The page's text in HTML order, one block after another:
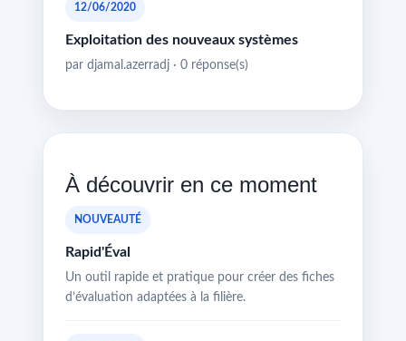
12/06/2020
Exploitation des nouveaux systèmes
par djamal.azerradj · 0 réponse(s)
À découvrir en ce moment
NOUVEAUTÉ
Rapid'Éval
Un outil rapide et pratique pour créer des fiches
d’évaluation adaptées à la filière.